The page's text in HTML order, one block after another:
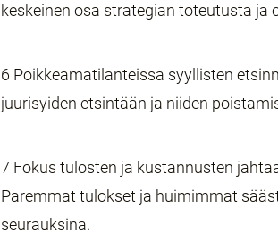
keskeinen osa strategian toteutusta ja
6 Poikkeamatilanteissa syyllisten
juurisyiden etsintään ja niiden
7 Fokus tulosten ja kustannusten
Paremmat tulokset ja huimimmat
seurauksina.